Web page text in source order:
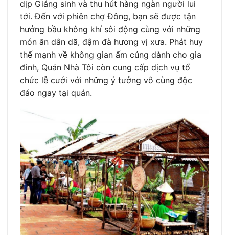
dịp Giáng sinh và thu hút hàng ngàn người lui
tới. Đến với phiên chợ Đông, bạn sẽ được tận
hưởng bầu không khí sôi động cùng với những
món ăn dân dã, đậm đà hương vị xưa. Phát huy
thế mạnh về không gian ấm cúng dành cho gia
đình, Quán Nhà Tôi còn cung cấp dịch vụ tổ
chức lễ cưới với những ý tưởng vô cùng độc
đáo ngay tại quán.